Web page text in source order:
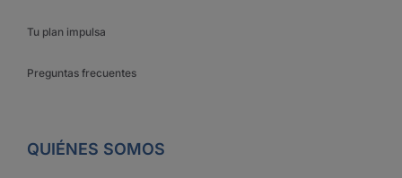
Tu plan impulsa
Preguntas frecuentes
QUIÉNES SOMOS